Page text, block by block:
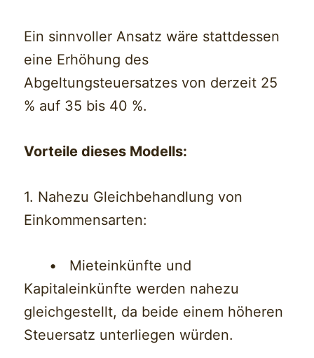
Ein sinnvoller Ansatz wäre stattdessen
eine Erhöhung des
Abgeltungsteuersatzes von derzeit 25
% auf 35 bis 40 %.
Vorteile dieses Modells:
1. Nahezu Gleichbehandlung von
Einkommensarten:
• Mieteinkünfte und
Kapitaleinkünfte werden nahezu
gleichgestellt, da beide einem höheren
Steuersatz unterliegen würden.